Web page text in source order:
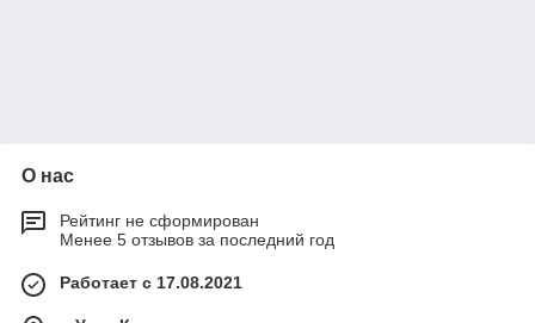
О нас
Рейтинг не сформирован
Менее 5 отзывов за последний год
Работает с 17.08.2021